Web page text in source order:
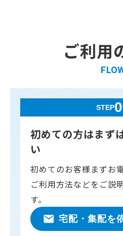
ご利用
STEP
初めての方はまず
い
初めてのお客様まずお
ご利用方法などをご説
す。
宅配・集配を